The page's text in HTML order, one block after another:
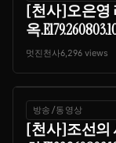
[천사]오은영
옥
멋진천사6,296 views
방송/동영상
[천사]조선의